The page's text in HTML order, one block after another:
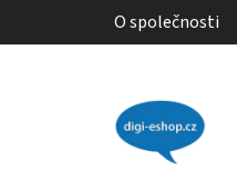
O společnosti